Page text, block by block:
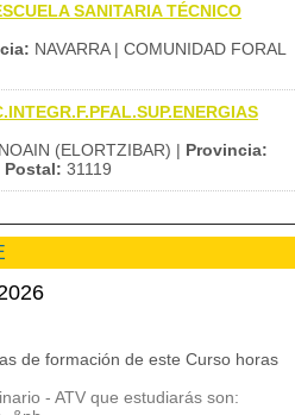
SANITARIA TÉCNICO
NAVARRA | COMUNIDAD FORAL
(ELORTZIBAR) | Provincia:
Postal: 31119
de formación de este Curso horas
- ATV que estudiarás son: